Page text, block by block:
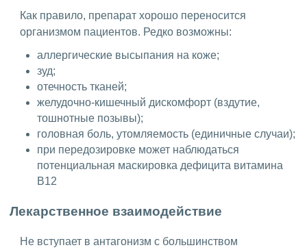
Как правило, препарат хорошо переносится
организмом пациентов. Редко возможны:
аллергические высыпания на коже;
зуд;
отечность тканей;
желудочно-кишечный дискомфорт (вздутие,
тошнотные позывы);
головная боль, утомляемость (единичные случаи);
при передозировке может наблюдаться
потенциальная маскировка дефицита витамина
B12
Лекарственное взаимодействие
Не вступает в антагонизм с большинством